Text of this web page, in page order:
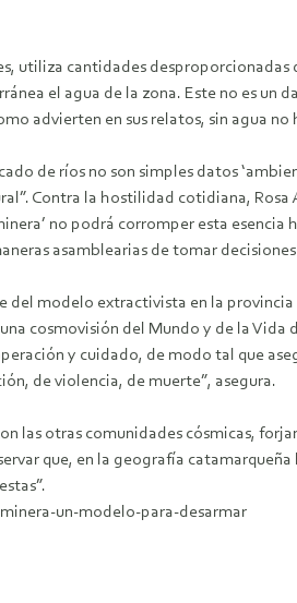
cantidades desproporcionadas
el agua de la zona. Este no es un
advierten en sus relatos, sin agua no
de ríos no son simples datos
Contra la hostilidad cotidiana,
no podrá corromper esta
asamblearias de tomar
modelo extractivista en la
cosmovisión del Mundo y de la
y cuidado, de modo tal que
de violencia, de muerte”, asegura.
las otras comunidades cósmicas,
que, en la geografía
un-modelo-para-desarmar